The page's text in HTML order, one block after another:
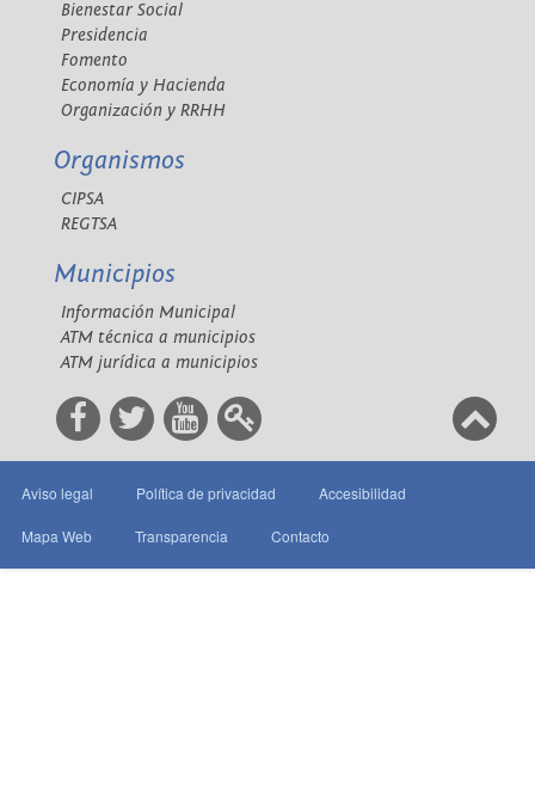
Bienestar Social
Presidencia
Fomento
Economía y Hacienda
Organización y RRHH
Organismos
CIPSA
REGTSA
Municipios
Información Municipal
ATM técnica a municipios
ATM jurídica a municipios
Aviso legal Política de privacidad Accesibilidad
Mapa Web Transparencia Contacto